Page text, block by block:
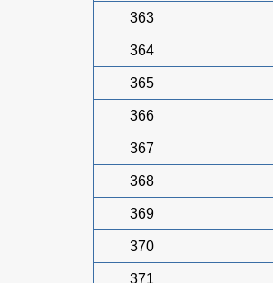
363
364
365
366
367
368
369
370
371